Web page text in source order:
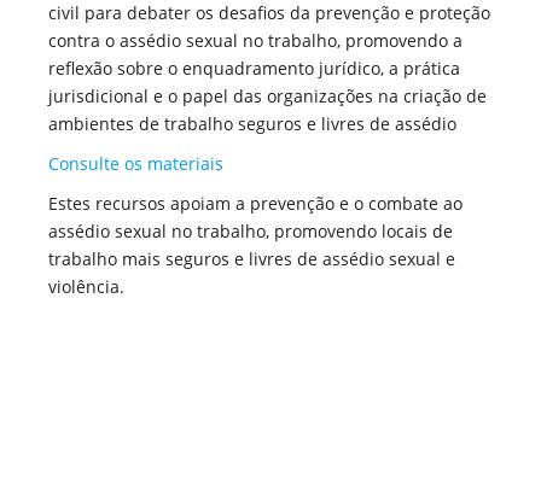
civil para debater os desafios da prevenção e proteção
contra o assédio sexual no trabalho, promovendo a
reflexão sobre o enquadramento jurídico, a prática
jurisdicional e o papel das organizações na criação de
ambientes de trabalho seguros e livres de assédio
Consulte os materiais
Estes recursos apoiam a prevenção e o combate ao
assédio sexual no trabalho, promovendo locais de
trabalho mais seguros e livres de assédio sexual e
violência.